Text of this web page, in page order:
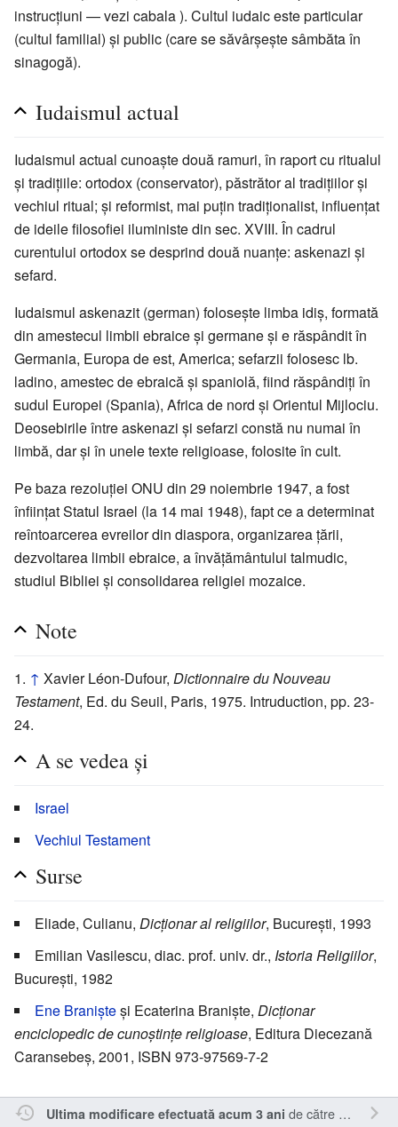
instrucțiuni — vezi cabala ). Cultul iudaic este particular
(cultul familial) și public (care se săvârșește sâmbăta în
sinagogă).
Iudaismul actual
Iudaismul actual cunoaște două ramuri, în raport cu ritualul
și tradițiile: ortodox (conservator), păstrător al tradițiilor și
vechiul ritual; și reformist, mai puțin tradiționalist, influențat
de ideile filosofiei iluministe din sec. XVIII. În cadrul
curentului ortodox se desprind două nuanțe: askenazi și
sefard.
Iudaismul askenazit (german) folosește limba idiș, formată
din amestecul limbii ebraice și germane și e răspândit în
Germania, Europa de est, America; sefarzii folosesc lb.
ladino, amestec de ebraică și spaniolă, fiind răspândiți în
sudul Europei (Spania), Africa de nord și Orientul Mijlociu.
Deosebirile între askenazi și sefarzi constă nu numai în
limbă, dar și în unele texte religioase, folosite în cult.
Pe baza rezoluției ONU din 29 noiembrie 1947, a fost
înființat Statul Israel (la 14 mai 1948), fapt ce a determinat
reîntoarcerea evreilor din diaspora, organizarea țării,
dezvoltarea limbii ebraice, a învățământului talmudic,
studiul Bibliei și consolidarea religiei mozaice.
Note
↑ Xavier Léon-Dufour, Dictionnaire du Nouveau
Testament, Ed. du Seuil, Paris, 1975. Intruduction, pp. 23-
24.
A se vedea și
Israel
Vechiul Testament
Surse
Eliade, Culianu, Dicționar al religiilor, București, 1993
Emilian Vasilescu, diac. prof. univ. dr., Istoria Religiilor,
București, 1982
Ene Branișteși Ecaterina Braniște, Dicționar
enciclopedic de cunoștințe religioase, Editura Diecezană
Caransebeș, 2001, ISBN 973-97569-7-2
Ultima modificare efectuată acum 3 ani de către RappY.